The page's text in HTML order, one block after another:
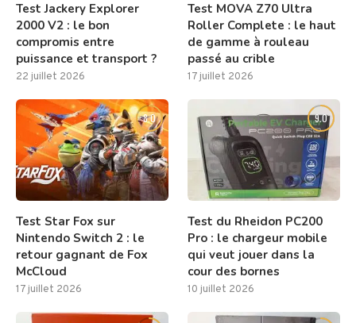
Test Jackery Explorer
2000 V2 : le bon
compromis entre
puissance et transport ?
22 juillet 2026
Test MOVA Z70 Ultra
Roller Complete : le haut
de gamme à rouleau
passé au crible
17 juillet 2026
8.0
Test Star Fox sur
Nintendo Switch 2 : le
retour gagnant de Fox
McCloud
17 juillet 2026
9.0
Test du Rheidon PC200
Pro : le chargeur mobile
qui veut jouer dans la
cour des bornes
10 juillet 2026